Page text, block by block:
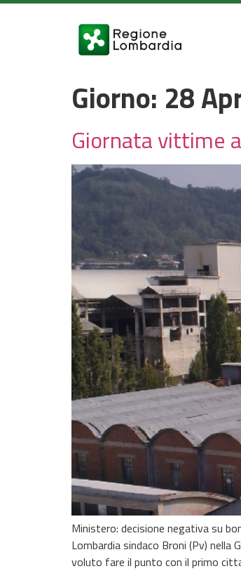
Giorno: 28
Giornata vittime
Ministero: decisione negativa su
Lombardia sindaco Broni (Pv) nella
voluto fare il punto con il primo